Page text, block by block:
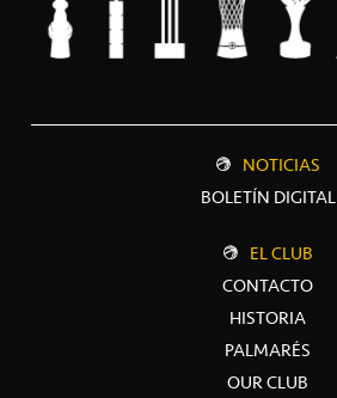
NOTICIAS
BOLETÍN DIGITAL
EL CLUB
CONTACTO
HISTORIA
PALMARÉS
OUR CLUB